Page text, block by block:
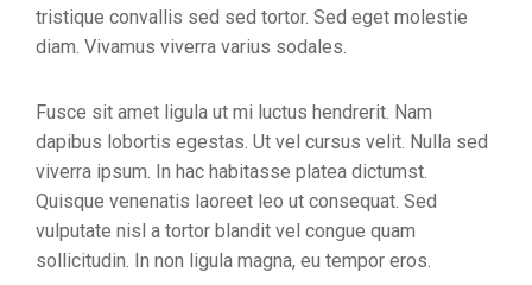
tristique convallis sed sed tortor. Sed eget molestie
diam. Vivamus viverra varius sodales.
Fusce sit amet ligula ut mi luctus hendrerit. Nam
dapibus lobortis egestas. Ut vel cursus velit. Nulla sed
viverra ipsum. In hac habitasse platea dictumst.
Quisque venenatis laoreet leo ut consequat. Sed
vulputate nisl a tortor blandit vel congue quam
sollicitudin. In non ligula magna, eu tempor eros.